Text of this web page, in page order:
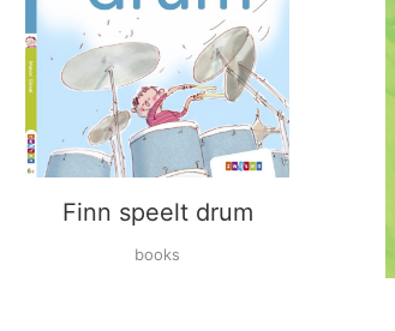
Finn speelt drum
books